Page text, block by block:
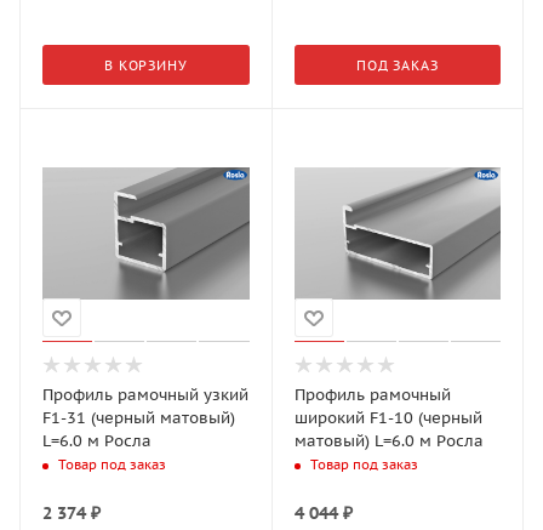
В КОРЗИНУ ПОД ЗАКАЗ
Профиль рамочный узкий
F1-31 (черный матовый)
L=6.0 м Росла
Товар под заказ
2 374₽
Профиль рамочный
широкий F1-10 (черный
матовый) L=6.0 м Росла
Товар под заказ
4 044₽